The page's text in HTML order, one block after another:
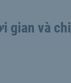
gian và